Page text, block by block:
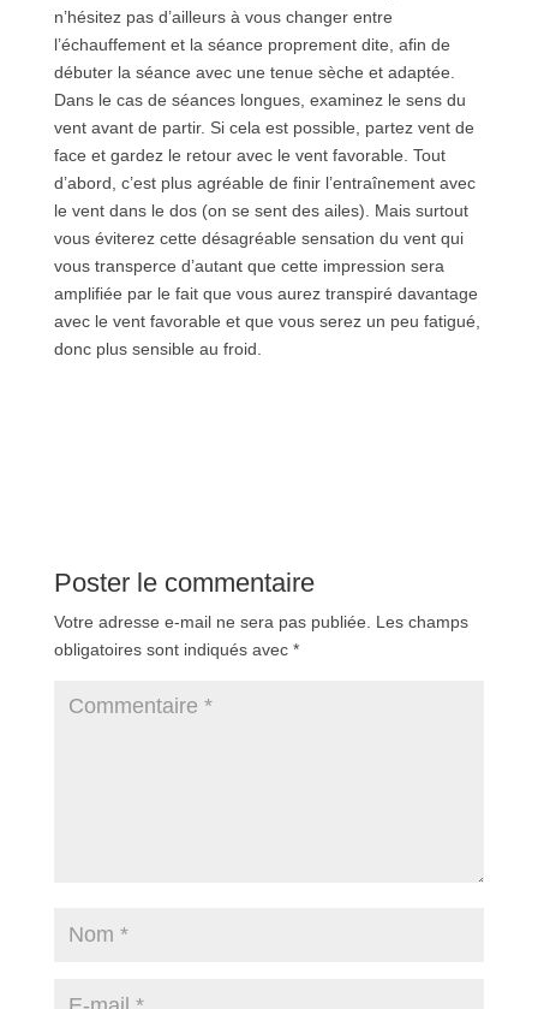
n’hésitez pas d’ailleurs à vous changer entre
l’échauffement et la séance proprement dite, afin de
débuter la séance avec une tenue sèche et adaptée.
Dans le cas de séances longues, examinez le sens du
vent avant de partir. Si cela est possible, partez vent de
face et gardez le retour avec le vent favorable. Tout
d’abord, c’est plus agréable de finir l’entraînement avec
le vent dans le dos (on se sent des ailes). Mais surtout
vous éviterez cette désagréable sensation du vent qui
vous transperce d’autant que cette impression sera
amplifiée par le fait que vous aurez transpiré davantage
avec le vent favorable et que vous serez un peu fatigué,
donc plus sensible au froid.
Poster le commentaire
Votre adresse e-mail ne sera pas publiée.
Les champs
obligatoires sont indiqués avec *